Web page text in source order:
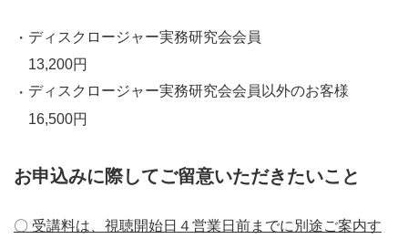
ディスクロージャー実務研究会会員
13,200円
ディスクロージャー実務研究会会員以外のお客様
16,500円
お申込みに際してご留意いただきたいこと
〇 受講料は、視聴開始日４営業日前までに別途ご案内す